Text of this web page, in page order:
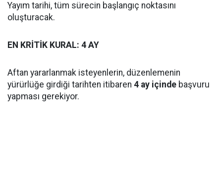
Yayım tarihi, tüm sürecin başlangıç noktasını
oluşturacak.
EN KRİTİK KURAL: 4 AY
Aftan yararlanmak isteyenlerin, düzenlemenin
yürürlüğe girdiği tarihten itibaren 4 ay içinde başvuru
yapması gerekiyor.